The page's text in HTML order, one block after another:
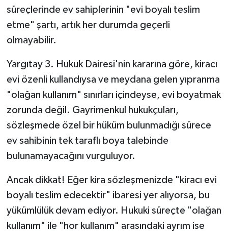
süreçlerinde ev sahiplerinin "evi boyalı teslim
etme" şartı, artık her durumda geçerli
olmayabilir.
Yargıtay 3. Hukuk Dairesi'nin kararına göre, kiracı
evi özenli kullandıysa ve meydana gelen yıpranma
"olağan kullanım" sınırları içindeyse, evi boyatmak
zorunda değil. Gayrimenkul hukukçuları,
sözleşmede özel bir hüküm bulunmadığı sürece
ev sahibinin tek taraflı boya talebinde
bulunamayacağını vurguluyor.
Ancak dikkat! Eğer kira sözleşmenizde "kiracı evi
boyalı teslim edecektir" ibaresi yer alıyorsa, bu
yükümlülük devam ediyor. Hukuki süreçte "olağan
kullanım" ile "hor kullanım" arasındaki ayrım ise